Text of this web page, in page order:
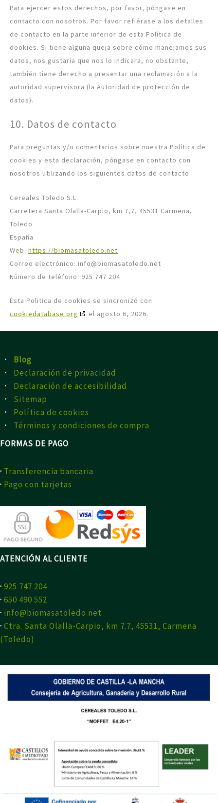
Para ejercer estos derechos, por favor, póngase en
contacto con nosotros. Por favor refiérase a los detalles
de contacto en la parte inferior de esta Política de
dookies. Si tiene alguna queja sobre cómo manejamos sus
datos, nos gustaría que nos lo indicara, no obstante,
también tiene derecho a presentar una reclamación a la
autoridad supervisora (la Autoridad de protección de
datos).
10. Datos de contacto
Para preguntas y/o comentarios sobre nuestra Política de
cookies y esta declaración, póngase en contacto con
nosotros utilizando los siguientes datos de contacto:
Cereales Toledo S.L.
Carretera Santa Olalla-Carpio, km 7,7, 45531 Carmena,
Toledo
España
Web: https://biomasatoledo.net
Correo electrónico: info@biomasatoledo.net
Número de teléfono: 925 747 204
Esta Politica de cookies se sincronizó con
cookiedatabase.org
el agosto 6, 2026.
·
Blog
·
Declaración de privacidad
·
Declaración de accesibilidad
·
Sitemap
·
Política de cookies
·
Términos y condiciones de compra
FORMAS DE PAGO
· Transferencia bancaria
· Pago con tarjetas
ATENCIÓN AL CLIENTE
· 925 747 204
· 650 490 552
· info@biomasatoledo.net
· Ctra. Santa Olalla-Carpio, km 7.7, 45531, Carmena
(Toledo)